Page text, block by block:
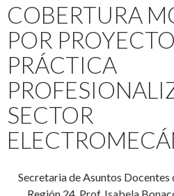
COBERTURA
POR
PRÁCTICA
SECTOR
Secretaria de Asuntos